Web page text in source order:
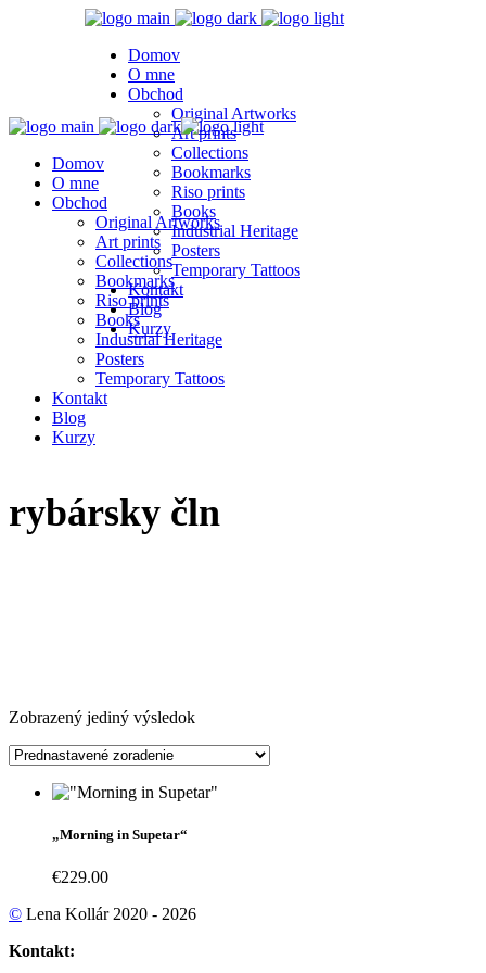
Domov
O mne
Obchod
Original Artworks
Art prints
Collections
Bookmarks
Riso prints
Books
Industrial Heritage
Posters
Temporary Tattoos
Kontakt
Blog
Kurzy
Domov
O mne
Obchod
Original Artworks
Art prints
Collections
Bookmarks
Riso prints
Books
Industrial Heritage
Posters
Temporary Tattoos
Kontakt
Blog
Kurzy
rybársky čln
Zobrazený jediný výsledok
„Morning in Supetar“
€229.00
© Lena Kollár 2020 - 2026
Kontakt: